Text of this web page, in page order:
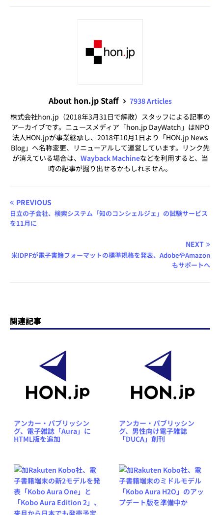
About hon.jp Staff
7938 Articles
株式会社hon.jp（2018年3月31日で解散）スタッフによる記事の
アーカイブです。ニュースメディア「hon.jp DayWatch」はNPO
法人HON.jpが事業継承し、2018年10月1日より「HON.jp News
Blog」へ名称変更、リニューアルして運営しています。リンク先
が消えている場合は、 Wayback Machineなどを利用すると、当
時の記事が掘り出せるかもしれません。
PREVIOUS
日立の子会社、検索システム「知のコンシェルジェ」の試験サービス
を11月に
NEXT
米IDPFが電子書籍フォーマットの標準規格を発表、AdobeやAmazon
もサポートへ
関連記事
アンカー・パブリッシン
グ、電子雑誌「Aura」に
HTML版を追加
アンカー・パブリッシン
グ、男性向け電子雑誌
「DUCA」創刊